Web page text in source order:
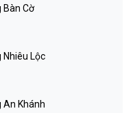
Bàn Cờ
Nhiêu Lộc
An Khánh